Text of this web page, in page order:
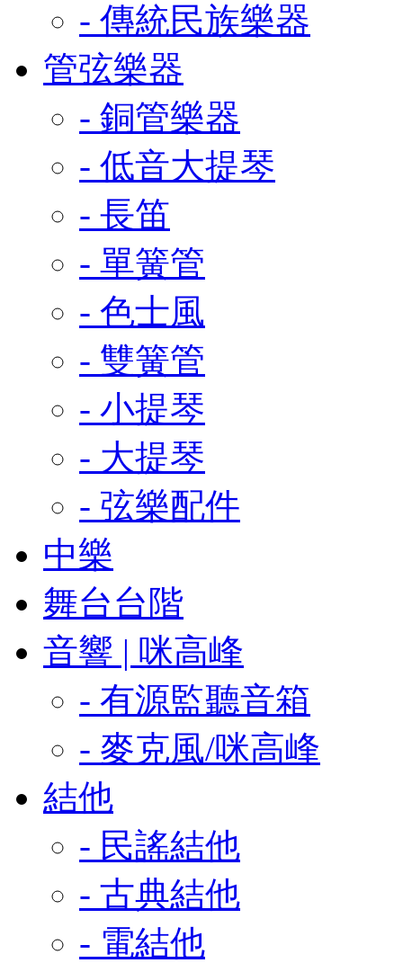
- 傳統民族樂器
管弦樂器
- 銅管樂器
- 低音大提琴
- 長笛
- 單簧管
- 色士風
- 雙簧管
- 小提琴
- 大提琴
- 弦樂配件
中樂
舞台台階
音響 | 咪高峰
- 有源監聽音箱
- 麥克風/咪高峰
結他
- 民謠結他
- 古典結他
- 電結他